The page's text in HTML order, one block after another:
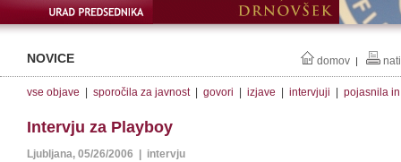
NOVICE domov |
vse objave sporočila za javnost| govori izjave intervjuji pojasnila
Intervju za Playboy
Ljubljana, 05/26/2006 | intervju